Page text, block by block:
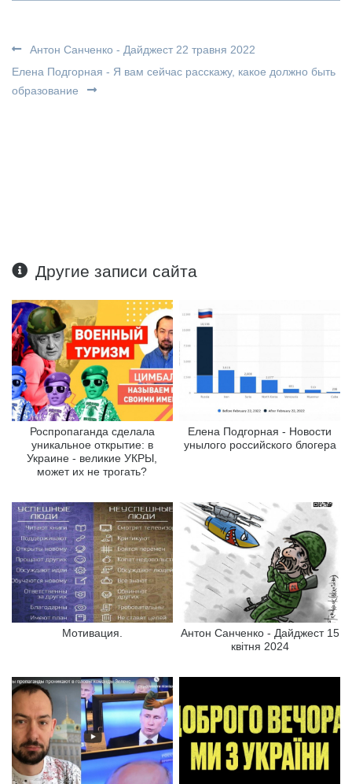
Антон Санченко - Дайджест 22 травня 2022
Елена Подгорная - Я вам сейчас расскажу, какое должно быть
образование
Другие записи сайта
Роспропаганда сделала
уникальное открытие: в
Украине - великие УКРЫ,
может их не трогать?
Елена Подгорная - Новости
унылого российского блогера
Мотивация.
Антон Санченко - Дайджест 15
квітня 2024